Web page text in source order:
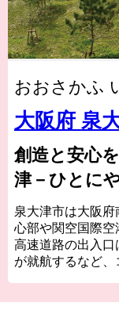
おおさかふ
大阪府 泉
創造と安心
津－ひとに
りをめざし
泉大津市は大阪
心部や関空国際空
高速道路の出入口
が就航するなど